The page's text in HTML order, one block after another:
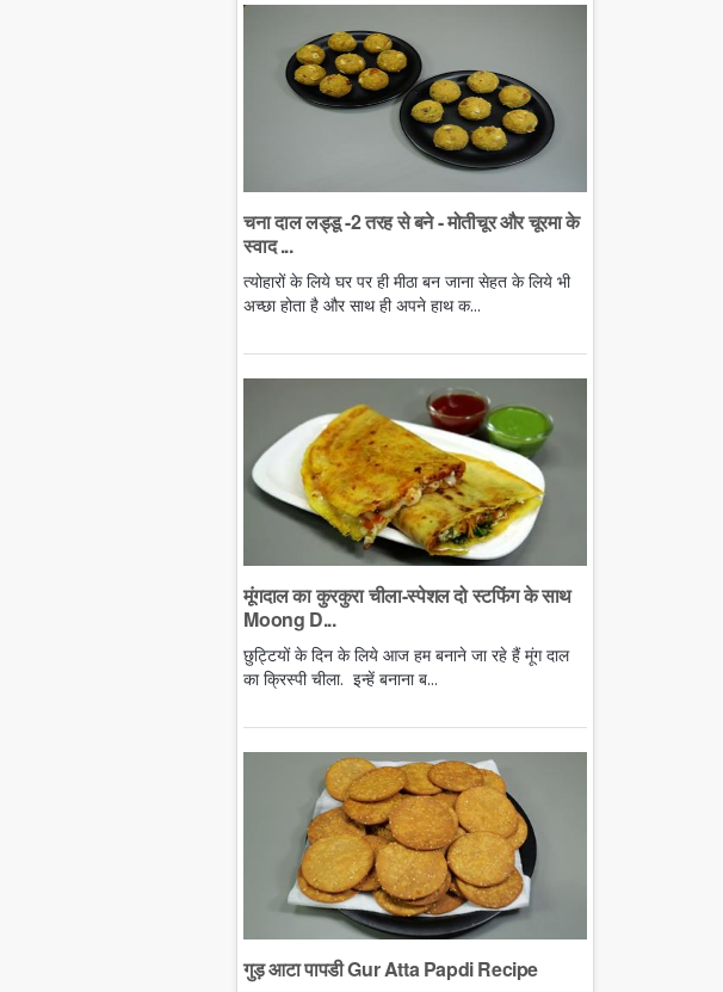
चना दाल लड्डू -2 तरह से बने - मोतीचूर और चूरमा के
स्वाद ...
त्योहारों के लिये घर पर ही मीठा बन जाना सेहत के लिये भी
अच्छा होता है और साथ ही अपने हाथ क...
मूंगदाल का कुरकुरा चीला-स्पेशल दो स्टफिंग के साथ
Moong D...
छुट्टियों के दिन के लिये आज हम बनाने जा रहे हैं मूंग दाल
का क्रिस्पी चीला. इन्हें बनाना ब...
गुड़ आटा पापडी Gur Atta Papdi Recipe